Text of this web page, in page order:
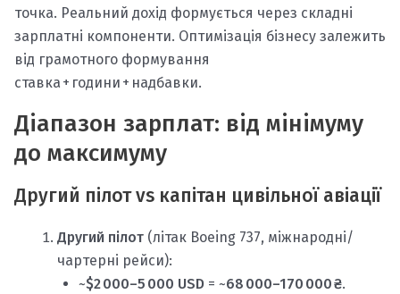
точка. Реальний дохід формується через складні
зарплатні компоненти. Оптимізація бізнесу залежить
від грамотного формування
ставка + години + надбавки.
Діапазон зарплат: від мінімуму
до максимуму
Другий пілот vs капітан цивільної авіації
Другий пілот (літак Boeing 737, міжнародні/
чартерні рейси):
~$2 000–5 000 USD = ~68 000–170 000 ₴.